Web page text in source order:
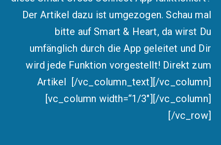
Der Artikel dazu ist umgezogen. Schau mal
bitte auf Smart & Heart, da wirst Du
umfänglich durch die App geleitet und Dir
wird jede Funktion vorgestellt! Direkt zum
Artikel [/vc_column_text][/vc_column]
[vc_column width=“1/3″][/vc_column]
[/vc_row]